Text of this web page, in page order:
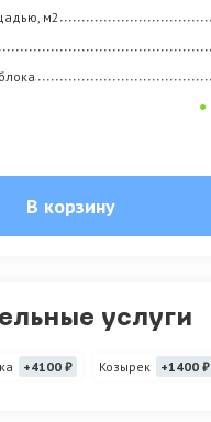
м2
●
В корзину
услуги
+4100 ₽ Козырек +1400 ₽